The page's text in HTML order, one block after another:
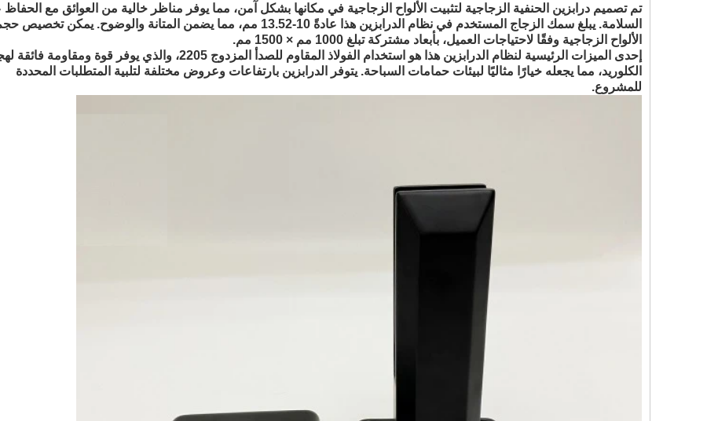
تم تصميم درابزين الحنفية الزجاجية لتثبيت الألواح الزجاجية في مكانها بشكل آمن، مما يوفر مناظر خالية من العوائق مع
السلامة. يبلغ سمك الزجاج المستخدم في نظام الدرابزين هذا عادةً 10-13.52 مم، مما يضمن المتانة والوضوح. يمكن تخصيص
الألواح الزجاجية وفقًا لاحتياجات العميل، بأبعاد مشتركة تبلغ 1000 مم × 1500 مم.
إحدى الميزات الرئيسية لنظام الدرابزين هذا هو استخدام الفولاذ المقاوم للصدأ المزدوج 2205، والذي يوفر قوة ومقاومة
الكلوريد، مما يجعله خيارًا مثاليًا لبيئات حمامات السباحة. يتوفر الدرابزين بارتفاعات وعروض مختلفة لتلبية المتطلبات المحددة
للمشروع.